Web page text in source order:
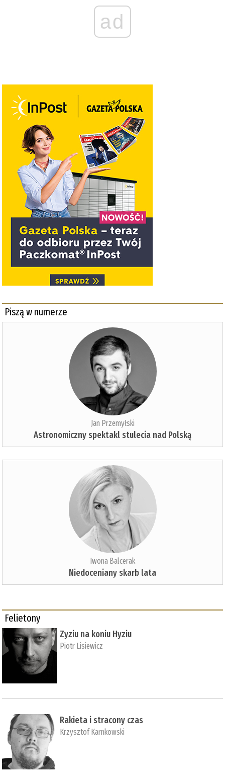
ad
Piszą w numerze
Jan Przemyłski
Astronomiczny spektakl stulecia nad Polską
Iwona Balcerak
Niedoceniany skarb lata
Felietony
Zyziu na koniu Hyziu
Piotr Lisiewicz
Rakieta i stracony czas
Krzysztof Karnkowski